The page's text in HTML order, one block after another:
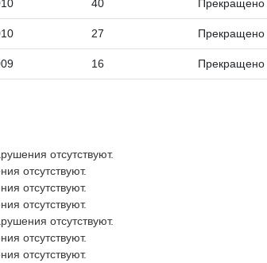
40 Прекращено
27 Прекращено
16 Прекращено
отсутствуют.
отсутствуют.
отсутствуют.
отсутствуют.
отсутствуют.
отсутствуют.
отсутствуют.